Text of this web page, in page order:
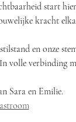
start
kracht
en onze
volle verbinding
Sara en Emilie.